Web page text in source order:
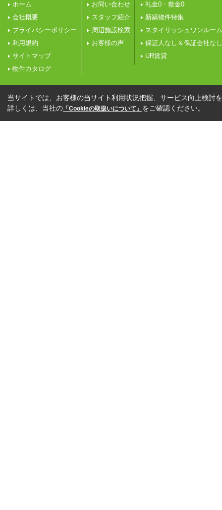
ホーム
会社概要
プライバシーポリシー
利用規約
サイトマップ
物件カタログ
お問い合わせ
スタッフ紹介
周辺施設検索
お客様の声
礼金0・敷金0
新築物件特集
スタイリッシュワンルーム
保証人なし＆保証会社なし
UR賃貸
当サイトでは、お客様の当サイト利用状況把握、サービス向上検討
詳しくは、当社の 「Cookieの取扱いについて」 をご確認ください。